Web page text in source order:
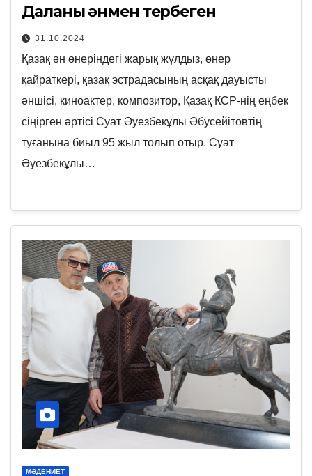
Даланы әнмен тербеген
31.10.2024
Қазақ ән өнеріндегі жарық жұлдыз, өнер
қайраткері, қазақ эстрадасының асқақ дауысты
әншісі, киноактер, композитор, Қазақ КСР-нің еңбек
сіңірген әртісі Суат Әуезбекұлы Әбусейітовтің
туғанына биыл 95 жыл толып отыр. Суат
Әуезбекұлы…
МӘДЕНИЕТ